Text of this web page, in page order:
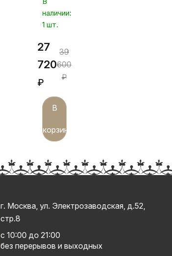
наличии:
1 шт.
27
720
₽
39
600
₽
В
корзину
г. Москва, ул. Электрозаводская, д.52,
стр.8
с 10:00 до 21:00
без перерывов и выходных